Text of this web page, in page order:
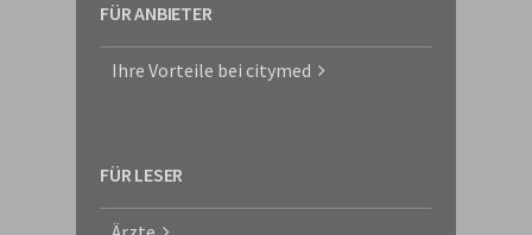
FÜR ANBIETER
Ihre Vorteile bei citymed
FÜR LESER